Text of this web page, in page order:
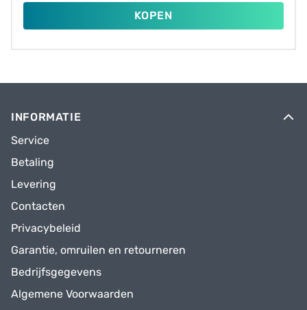
KOPEN
INFORMATIE
Service
Betaling
Levering
Contacten
Privacybeleid
Garantie, omruilen en retourneren
Bedrijfsgegevens
Algemene Voorwaarden